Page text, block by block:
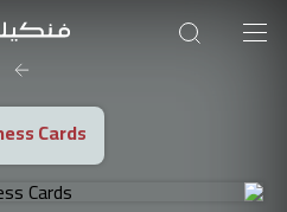
Cards
صورة
Abid